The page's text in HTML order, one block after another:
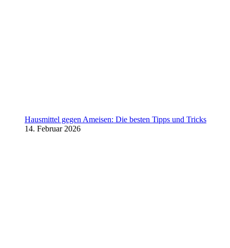
Hausmittel gegen Ameisen: Die besten Tipps und Tricks
14. Februar 2026